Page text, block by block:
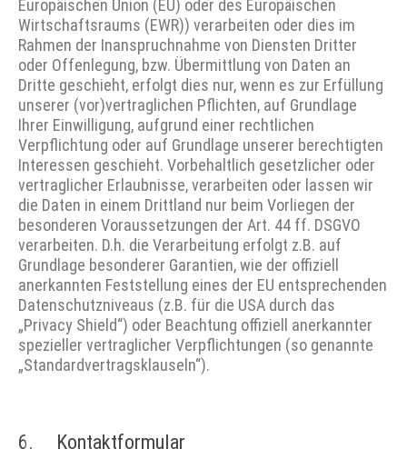
Europäischen Union (EU) oder des Europäischen
Wirtschaftsraums (EWR)) verarbeiten oder dies im
Rahmen der Inanspruchnahme von Diensten Dritter
oder Offenlegung, bzw. Übermittlung von Daten an
Dritte geschieht, erfolgt dies nur, wenn es zur Erfüllung
unserer (vor)vertraglichen Pflichten, auf Grundlage
Ihrer Einwilligung, aufgrund einer rechtlichen
Verpflichtung oder auf Grundlage unserer berechtigten
Interessen geschieht. Vorbehaltlich gesetzlicher oder
vertraglicher Erlaubnisse, verarbeiten oder lassen wir
die Daten in einem Drittland nur beim Vorliegen der
besonderen Voraussetzungen der Art. 44 ff. DSGVO
verarbeiten. D.h. die Verarbeitung erfolgt z.B. auf
Grundlage besonderer Garantien, wie der offiziell
anerkannten Feststellung eines der EU entsprechenden
Datenschutzniveaus (z.B. für die USA durch das
„Privacy Shield“) oder Beachtung offiziell anerkannter
spezieller vertraglicher Verpflichtungen (so genannte
„Standardvertragsklauseln“).
6. Kontaktformular